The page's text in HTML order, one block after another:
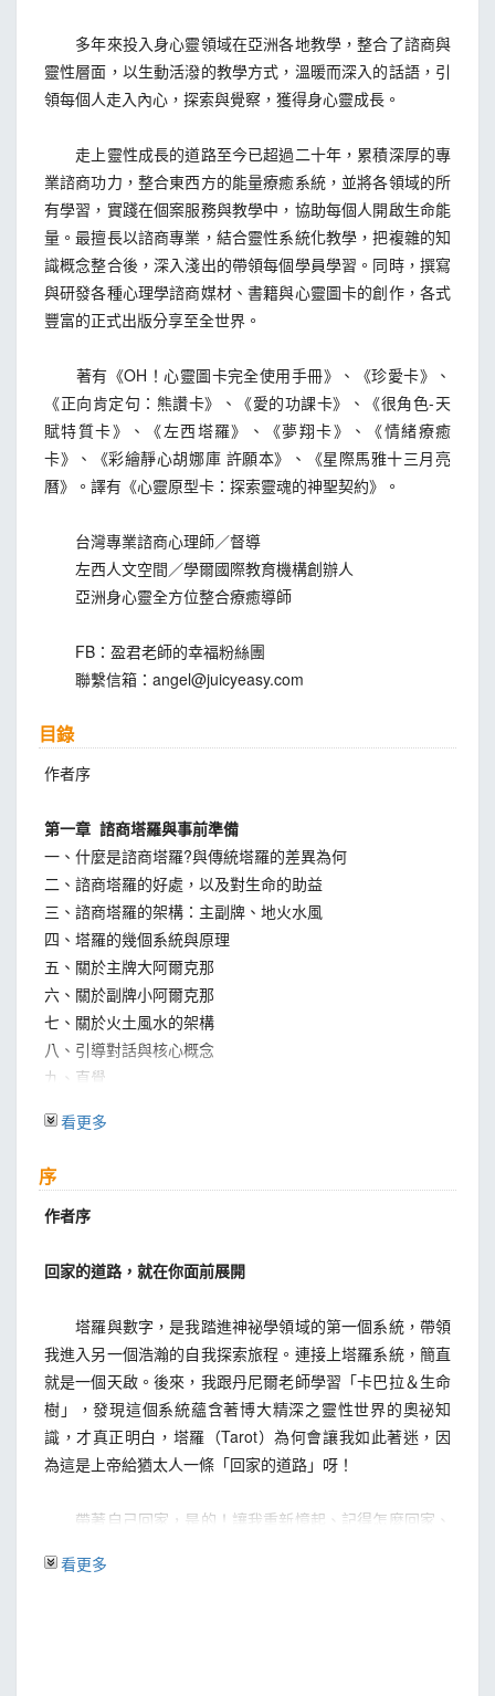
多年來投入身心靈領域在亞洲各地教學，整合了諮商與
靈性層面，以生動活潑的教學方式，溫暖而深入的話語，引
領每個人走入內心，探索與覺察，獲得身心靈成長。
走上靈性成長的道路至今已超過二十年，累積深厚的專
業諮商功力，整合東西方的能量療癒系統，並將各領域的所
有學習，實踐在個案服務與教學中，協助每個人開啟生命能
量。最擅長以諮商專業，結合靈性系統化教學，把複雜的知
識概念整合後，深入淺出的帶領每個學員學習。同時，撰寫
與研發各種心理學諮商媒材、書籍與心靈圖卡的創作，各式
豐富的正式出版分享至全世界。
著有《OH！心靈圖卡完全使用手冊》、《珍愛卡》、
《正向肯定句：熊讚卡》、《愛的功課卡》、《很角色-天
賦特質卡》、《左西塔羅》、《夢翔卡》、《情緒療癒
卡》、《彩繪靜心胡娜庫 許願本》、《星際馬雅十三月亮
曆》。譯有《心靈原型卡：探索靈魂的神聖契約》。
台灣專業諮商心理師／督導
左西人文空間／學爾國際教育機構創辦人
亞洲身心靈全方位整合療癒導師
FB：盈君老師的幸福粉絲團
聯繫信箱： angel@juicyeasy.com
目錄
作者序
第一章 諮商塔羅與事前準備
一、什麼是諮商塔羅?與傳統塔羅的差異為何
二、諮商塔羅的好處，以及對生命的助益
三、諮商塔羅的架構：主副牌、地火水風
四、塔羅的幾個系統與原理
五、關於主牌大阿爾克那
六、關於副牌小阿爾克那
七、關於火土風水的架構
八、引導對話與核心概念
九、直覺
十一、開牌儀式
第二章 生命靈數與主牌大阿爾克那0-9
生命靈數
數字之間的互動關係
第三章 主牌大阿爾克那10-21
第四章 副牌小阿爾克那
權杖牌組
寶劍牌組
聖杯牌組
一、自我應驗預言
看更多
序
作者序
回家的道路，就在你面前展開
塔羅與數字，是我踏進神祕學領域的第一個系統，帶領
我進入另一個浩瀚的自我探索旅程。連接上塔羅系統，簡直
就是一個天啟。後來，我跟丹尼爾老師學習「卡巴拉＆生命
樹」，發現這個系統蘊含著博大精深之靈性世界的奧祕知
識，才真正明白，塔羅（Tarot）為何會讓我如此著迷，因
為這是上帝給猶太人一條「回家的道路」呀！
帶著自己回家，是的！讓我重新憶起、記得怎麼回家、
看更多